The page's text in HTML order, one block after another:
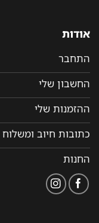
אודות
התחבר
החשבון שלי
ההזמנות שלי
כתובות חיוב ומשלוח
החנות